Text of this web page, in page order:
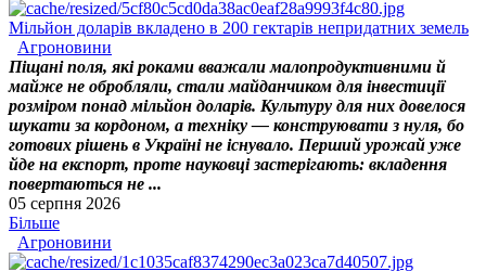
Мільйон доларів вкладено в 200 гектарів непридатних земель
Агроновини
Піщані поля, які роками вважали малопродуктивними й
майже не обробляли, стали майданчиком для інвестиції
розміром понад мільйон доларів. Культуру для них довелося
шукати за кордоном, а техніку — конструювати з нуля, бо
готових рішень в Україні не існувало. Перший урожай уже
йде на експорт, проте науковці застерігають: вкладення
повертаються не ...
05 серпня 2026
Більше
Агроновини